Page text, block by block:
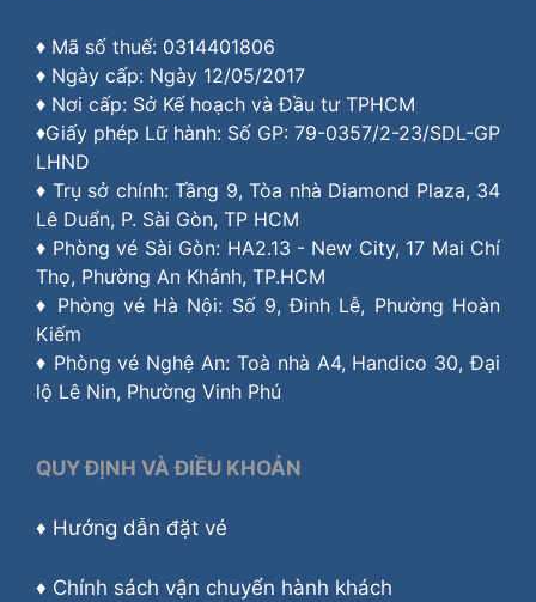
♦ Mã số thuế: 0314401806
♦ Ngày cấp: Ngày 12/05/2017
♦ Nơi cấp: Sở Kế hoạch và Đầu tư TPHCM
♦Giấy phép Lữ hành: Số GP: 79-0357/2-23/SDL-GP
LHND
♦ Trụ sở chính: Tầng 9, Tòa nhà Diamond Plaza, 34
Lê Duẩn, P. Sài Gòn, TP HCM
♦ Phòng vé Sài Gòn: HA2.13 - New City, 17 Mai Chí
Thọ, Phường An Khánh, TP.HCM
♦ Phòng vé Hà Nội: Số 9, Đinh Lễ, Phường Hoàn
Kiếm
♦ Phòng vé Nghệ An: Toà nhà A4, Handico 30, Đại
lộ Lê Nin, Phường Vinh Phú
QUY ĐỊNH VÀ ĐIỀU KHOẢN
♦ Hướng dẫn đặt vé
♦ Chính sách vận chuyển hành khách